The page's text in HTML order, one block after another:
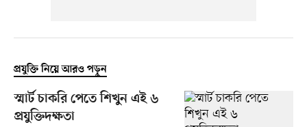
প্রযুক্তি নিয়ে আরও পড়ুন
স্মার্ট চাকরি পেতে শিখুন এই ৬
প্রযুক্তিদক্ষতা